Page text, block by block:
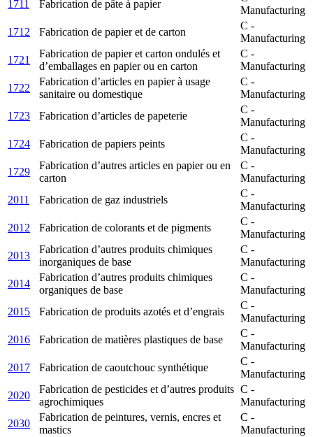
1711
Fabrication de pâte à papier
Manufacturing
1712
Fabrication de papier et de carton
C -
Manufacturing
1721
Fabrication de papier et carton ondulés et
d’emballages en papier ou en carton
C -
Manufacturing
1722
Fabrication d’articles en papier à usage
sanitaire ou domestique
C -
Manufacturing
1723
Fabrication d’articles de papeterie
C -
Manufacturing
1724
Fabrication de papiers peints
C -
Manufacturing
1729
Fabrication d’autres articles en papier ou en
carton
C -
Manufacturing
2011
Fabrication de gaz industriels
C -
Manufacturing
2012
Fabrication de colorants et de pigments
C -
Manufacturing
2013
Fabrication d’autres produits chimiques
inorganiques de base
C -
Manufacturing
2014
Fabrication d’autres produits chimiques
organiques de base
C -
Manufacturing
2015
Fabrication de produits azotés et d’engrais
C -
Manufacturing
2016
Fabrication de matières plastiques de base
C -
Manufacturing
2017
Fabrication de caoutchouc synthétique
C -
Manufacturing
2020
Fabrication de pesticides et d’autres produits
agrochimiques
C -
Manufacturing
2030
Fabrication de peintures, vernis, encres et
mastics
C -
Manufacturing